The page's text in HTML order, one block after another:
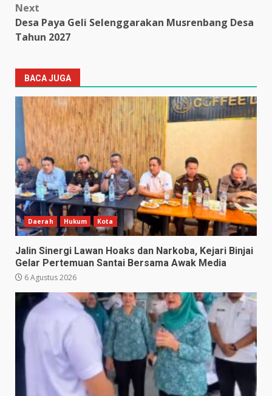
Next
Desa Paya Geli Selenggarakan Musrenbang Desa
Tahun 2027
BACA JUGA
Daerah Hukum Kota
Jalin Sinergi Lawan Hoaks dan Narkoba, Kejari Binjai
Gelar Pertemuan Santai Bersama Awak Media
6 Agustus 2026